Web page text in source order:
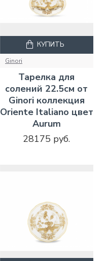
Ginori
Тарелка для
солений 22.5см от
Ginori коллекция
Oriente Italiano цвет
Aurum
28175 руб.
КУПИТЬ